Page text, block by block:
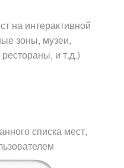
на интерактивной
зоны, музеи,
и т.д.)
списка мест,